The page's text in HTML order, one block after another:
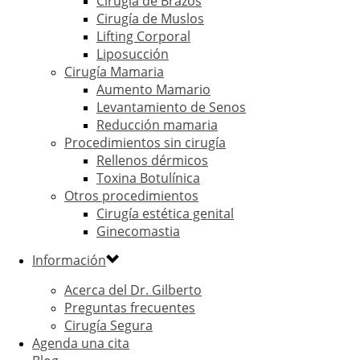
Cirugía de Muslos
Lifting Corporal
Liposucción
Cirugía Mamaria
Aumento Mamario
Levantamiento de Senos
Reducción mamaria
Procedimientos sin cirugía
Rellenos dérmicos
Toxina Botulínica
Otros procedimientos
Cirugía estética genital
Ginecomastia
Información
Acerca del Dr. Gilberto
Preguntas frecuentes
Cirugía Segura
Agenda una cita